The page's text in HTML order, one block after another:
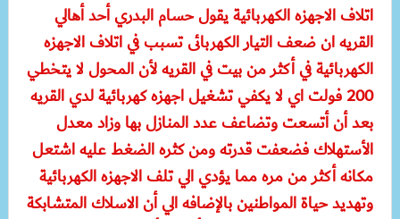
اتلاف الاجهزه الكهربائية يقول حسام البدري أحد أهالي
القريه ان ضعف التيار الكهربائى تسبب في اتلاف الاجهزه
الكهربائية في أكثر من بيت في القريه لأن المحول لا يتخطي
200 فولت اي لا يكفي تشغيل اجهزه كهربائية لدي القريه
بعد أن أتسعت وتضاعف عدد المنازل بها وزاد معدل
الأستهلاك فضعفت قدرته ومن كثره الضغط عليه اشتعل
مكانه أكثر من مره مما يؤدي الي تلف الاجهزه الكهربائية
وتهديد حياة المواطنين بالإضافه الي أن الاسلاك المتشابكة